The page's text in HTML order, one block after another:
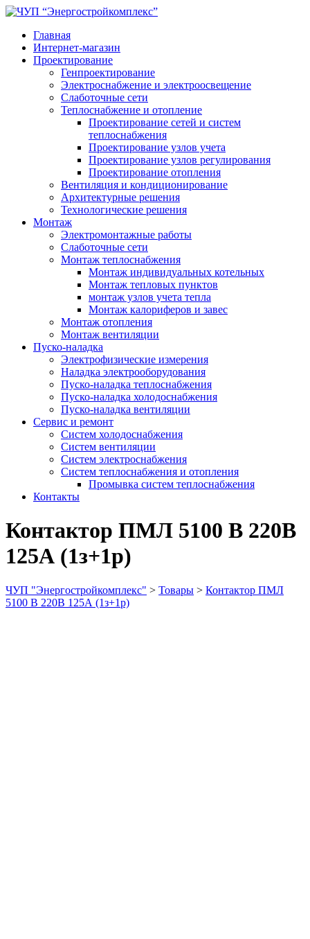
Главная
Интернет-магазин
Проектирование
Генпроектирование
Электроснабжение и электроосвещение
Слаботочные сети
Теплоснабжение и отопление
Проектирование сетей и систем
теплоснабжения
Проектирование узлов учета
Проектирование узлов регулирования
Проектирование отопления
Вентиляция и кондиционирование
Архитектурные решения
Технологические решения
Монтаж
Электромонтажные работы
Слаботочные сети
Монтаж теплоснабжения
Монтаж индивидуальных котельных
Монтаж тепловых пунктов
монтаж узлов учета тепла
Монтаж калориферов и завес
Монтаж отопления
Монтаж вентиляции
Пуско-наладка
Электрофизические измерения
Наладка электрооборудования
Пуско-наладка теплоснабжения
Пуско-наладка холодоснабжения
Пуско-наладка вентиляции
Сервис и ремонт
Систем холодоснабжения
Систем вентиляции
Систем электроснабжения
Систем теплоснабжения и отопления
Промывка систем теплоснабжения
Контакты
Контактор ПМЛ 5100 В 220В
125А (1з+1р)
ЧУП "Энергостройкомплекс" > Товары > Контактор ПМЛ
5100 В 220В 125А (1з+1р)